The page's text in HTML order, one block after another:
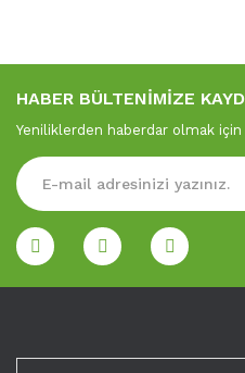
HABER BÜLTENİMİZE
Yeniliklerden haberdar olmak